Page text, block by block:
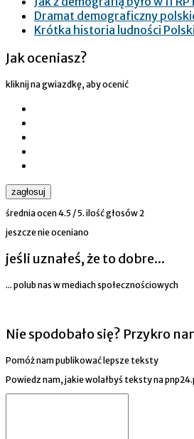
Dramat demograficzny
Krótka historia ludności
Jak oceniasz?
kliknij na gwiazdkę, aby ocenić
zagłosuj
średnia ocen4.5 / 5. ilość głosów2
jeszcze nie oceniano
jeśli uznałeś, że to dobre...
... polub nas w mediach społecznościowych
Nie spodobało się? Przykro
Pomóż nam publikować lepsze teksty
Powiedz nam, jakie wolałbyś teksty na